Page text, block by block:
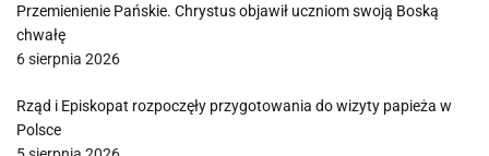
Przemienienie Pańskie. Chrystus objawił uczniom swoją Boską
chwałę
6 sierpnia 2026
Rząd i Episkopat rozpoczęły przygotowania do wizyty papieża w
Polsce